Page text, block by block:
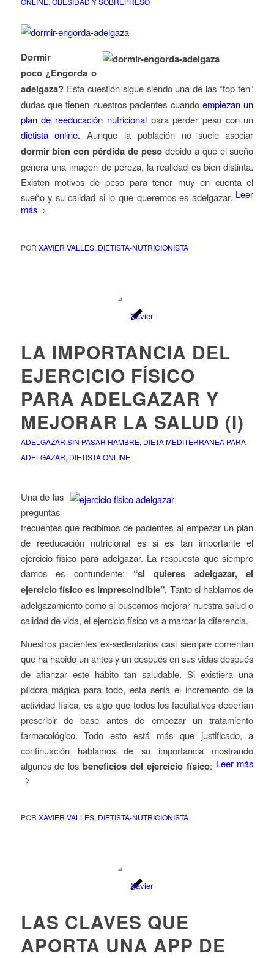
Dormir
poco ¿Engorda o
adelgaza? Esta cuestión sigue siendo una de las“top ten”
dudas que tienen nuestros pacientes cuando empiezan un
plan de reeducación nutricionalpara perder peso con un
dietista online. Aunque la población no suele asociar
dormir bien con pérdida de peso debido a que el sueño
genera una imagen de pereza, la realidad es bien distinta.
Existen motivos de peso para tener muy en cuenta el
sueño y su calidad si lo que queremos es adelgazar. Leer
más
POR XAVIER VALLES, DIETISTA-NUTRICIONISTA
LA IMPORTANCIA DEL
EJERCICIO FÍSICO
PARA ADELGAZAR Y
MEJORAR LA SALUD (I)
ADELGAZAR SIN PASAR HAMBRE, DIETA MEDITERRANEA PARA
ADELGAZAR, DIETISTA ONLINE
Una de las
preguntas
frecuentes que recibimos de pacientes al empezar un plan
de reeducación nutricional es si es tan importante el
ejercicio físico para adelgazar. La respuesta que siempre
damos es contundente: “si quieres adelgazar, el
ejercicio físico es imprescindible”. Tanto si hablamos de
adelgazamiento como si buscamos mejorar nuestra salud o
calidad de vida, el ejercicio físico va a marcar la diferencia.
Nuestros pacientes ex-sedentarios casi siempre comentan
que ha habido un antes y un después en sus vidas después
de afianzar este hábito tan saludable. Si existiera una
píldora mágica para todo, esta sería el incremento de la
actividad física, es algo que todos los facultativos deberían
prescribir de base antes de empezar un tratamiento
farmacológico. Todo esto está más que justificado, a
continuación hablamos de su importancia mostrando
algunos de los beneficios del ejercicio físico: Leer más
POR XAVIER VALLES, DIETISTA-NUTRICIONISTA
LAS CLAVES QUE
APORTA UNA APP DE